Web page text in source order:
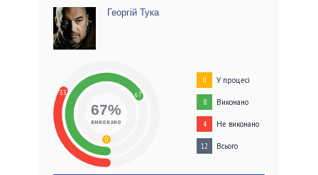
Георгій Тука
33 67
0
67%
виконано
0 У процесі
8 Виконано
4 Не виконано
12 Всього